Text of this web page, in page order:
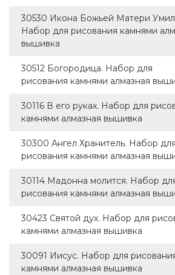
30530 Икона Божьей Матери
Набор для рисования камнями
вышивка
30512 Богородица. Набор для
рисования камнями алмазная
30116 В его руках. Набор для
камнями алмазная вышивка
30300 Ангел Хранитель. Набор для
рисования камнями алмазная
30114 Мадонна молится. Набор
рисования камнями алмазная
30423 Святой дух. Набор для
камнями алмазная вышивка
30091 Иисус. Набор для
камнями алмазная вышивка